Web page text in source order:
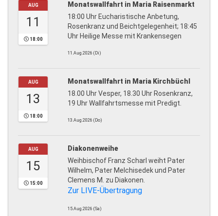
AUG
11
18:00
Monatswallfahrt in Maria Raisenmarkt
18:00 Uhr Eucharistische Anbetung,
Rosenkranz und Beichtgelegenheit; 18:45
Uhr Heilige Messe mit Krankensegen
11.Aug.2026 (Di)
AUG
13
18:00
Monatswallfahrt in Maria Kirchbüchl
18.00 Uhr Vesper, 18.30 Uhr Rosenkranz,
19 Uhr Wallfahrtsmesse mit Predigt.
13.Aug.2026 (Do)
AUG
15
15:00
Diakonenweihe
Weihbischof Franz Scharl weiht Pater
Wilhelm, Pater Melchisedek und Pater
Clemens M. zu Diakonen.
Zur LIVE-Übertragung
15.Aug.2026 (Sa)